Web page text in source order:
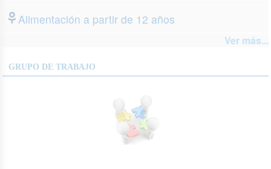
Alimentación a partir de 12 años
Ver más...
GRUPO DE TRABAJO